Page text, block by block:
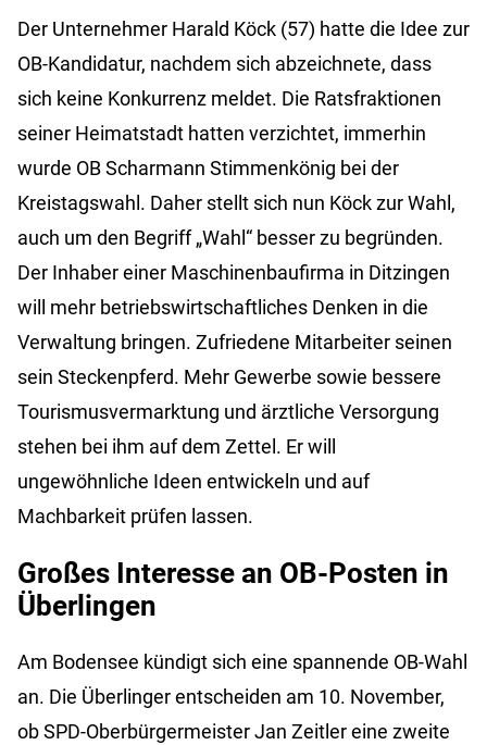
Der Unternehmer Harald Köck (57) hatte die Idee zur
OB-Kandidatur, nachdem sich abzeichnete, dass
sich keine Konkurrenz meldet. Die Ratsfraktionen
seiner Heimatstadt hatten verzichtet, immerhin
wurde OB Scharmann Stimmenkönig bei der
Kreistagswahl. Daher stellt sich nun Köck zur Wahl,
auch um den Begriff „Wahl“ besser zu begründen.
Der Inhaber einer Maschinenbaufirma in Ditzingen
will mehr betriebswirtschaftliches Denken in die
Verwaltung bringen. Zufriedene Mitarbeiter seinen
sein Steckenpferd. Mehr Gewerbe sowie bessere
Tourismusvermarktung und ärztliche Versorgung
stehen bei ihm auf dem Zettel. Er will
ungewöhnliche Ideen entwickeln und auf
Machbarkeit prüfen lassen.
Großes Interesse an OB-Posten in
Überlingen
Am Bodensee kündigt sich eine spannende OB-Wahl
an. Die Überlinger entscheiden am 10. November,
ob SPD-Oberbürgermeister Jan Zeitler eine zweite